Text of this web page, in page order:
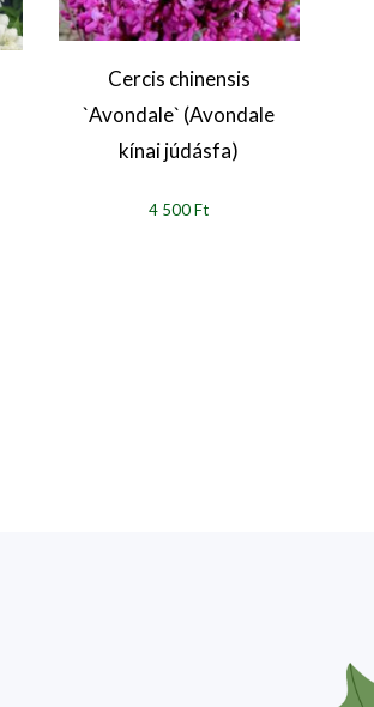
Cercis chinensis
`Avondale` (Avondale
kínai júdásfa)
4 500 Ft